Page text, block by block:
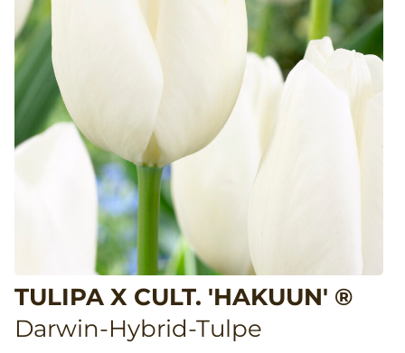
TULIPA X CULT. 'HAKUUN' ®
Darwin-Hybrid-Tulpe